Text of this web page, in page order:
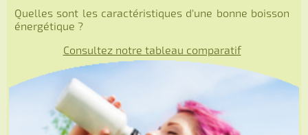
Quelles sont les caractéristiques d'une bonne boisson
énergétique ?
Consultez notre tableau comparatif